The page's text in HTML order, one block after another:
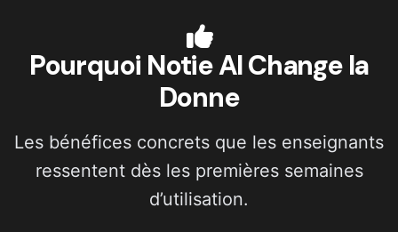
Pourquoi Notie AI Change la
Donne
Les bénéfices concrets que les enseignants
ressentent dès les premières semaines
d’utilisation.